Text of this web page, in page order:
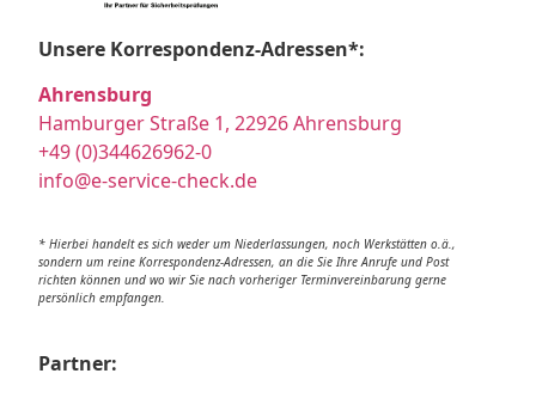
Unsere Korrespondenz-Adressen*:
Ahrensburg
Hamburger Straße 1, 22926 Ahrensburg
+49 (0)344626962-0
info@e-service-check.de
* Hierbei handelt es sich weder um Niederlassungen, noch Werkstätten o.ä.,
sondern um reine Korrespondenz-Adressen, an die Sie Ihre Anrufe und Post
richten können und wo wir Sie nach vorheriger Terminvereinbarung gerne
persönlich empfangen.
Partner: